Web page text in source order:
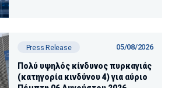
Press Release 05/08/2026
Πολύ υψηλός κίνδυνος πυρκαγιάς
(κατηγορία κινδύνου 4) για αύριο